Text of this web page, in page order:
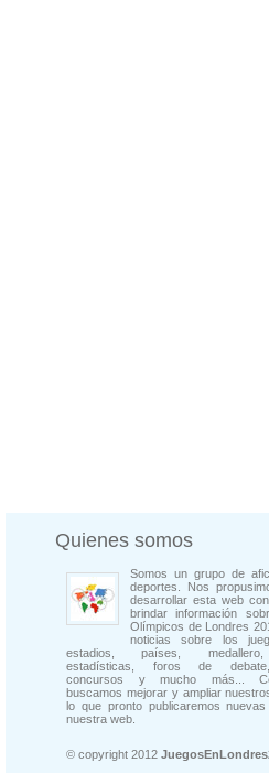
Quienes somos
Somos un grupo de
deportes. Nos
desarrollar esta web
brindar información
Olímpicos de Londres
noticias sobre los
estadios, países, medallero,
estadísticas, foros de debate,
concursos y mucho más...
buscamos mejorar y ampliar
lo que pronto publicaremos
nuestra web.
© copyright 2012